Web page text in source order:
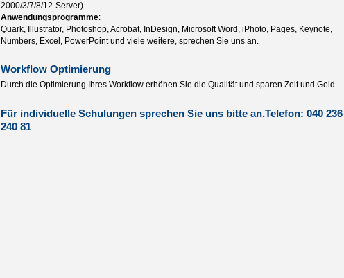
2000/3/7/8/12-Server)
Anwendungsprogramme:
Quark, Illustrator, Photoshop, Acrobat, InDesign, Microsoft Word, iPhoto, Pages, Keynote,
Numbers, Excel, PowerPoint und viele weitere, sprechen Sie uns an.
Workflow Optimierung
Durch die Optimierung Ihres Workflow erhöhen Sie die Qualität und sparen Zeit und Geld.
Für individuelle Schulungen sprechen Sie uns bitte an.Telefon: 040 236
240 81